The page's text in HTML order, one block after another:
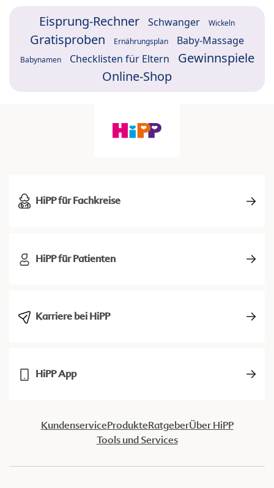
Eisprung-Rechner Schwanger Wickeln
Gratisproben Ernährungsplan Baby-Massage
Babynamen Checklisten für Eltern
Gewinnspiele
Online-Shop
HiPP für Fachkreise
HiPP für Patienten
Karriere bei HiPP
HiPP App
KundenserviceProdukteRatgeberÜber HiPP
Tools und Services